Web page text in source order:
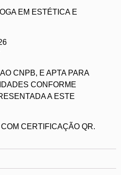
EM ESTÉTICA E
CNPB, E APTA PARA
CONFORME
A ESTE
CERTIFICAÇÃO QR.